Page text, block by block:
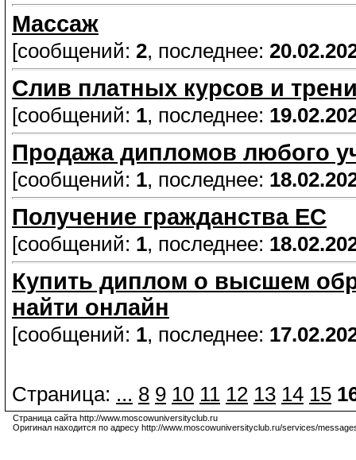
Массаж
[сообщений: 2, последнее:
Слив платных курсов и
[сообщений: 1, последнее:
Продажа дипломов любого
[сообщений: 1, последнее:
Получение гражданства ЕС
[сообщений: 1, последнее:
Купить диплом о высшем
найти онлайн
[сообщений: 1, последнее:
Страница: ... 8 9 10 11 12 13 14 15
Страница сайта http://www.moscowuniversityclub.ru
Оригинал находится по адресу http://www.moscowuniversityclub.ru/services/